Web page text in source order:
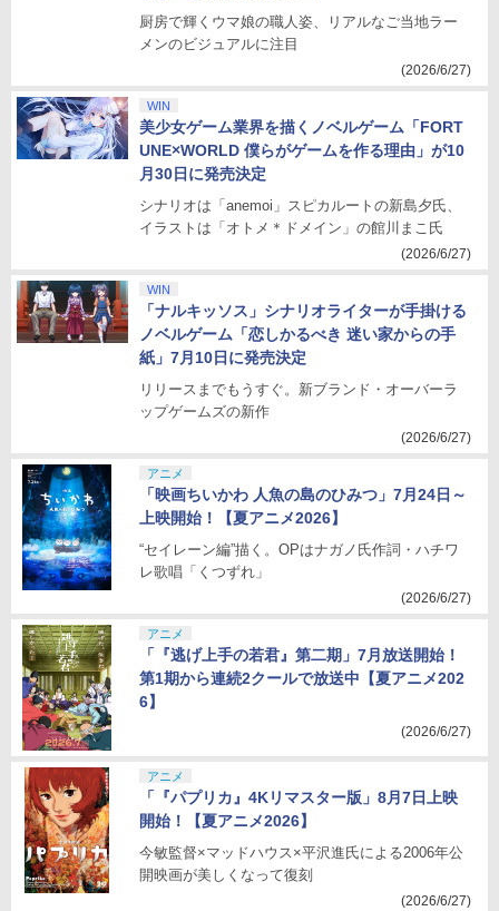
厨房で輝くウマ娘の職人姿、リアルなご当地ラー
メンのビジュアルに注目
(2026/6/27)
WIN
美少女ゲーム業界を描くノベルゲーム「FORT
UNE×WORLD 僕らがゲームを作る理由」が10
月30日に発売決定
シナリオは「anemoi」スピカルートの新島夕氏、
イラストは「オトメ＊ドメイン」の館川まこ氏
(2026/6/27)
WIN
「ナルキッソス」シナリオライターが手掛ける
ノベルゲーム「恋しかるべき 迷い家からの手
紙」7月10日に発売決定
リリースまでもうすぐ。新ブランド・オーバーラ
ップゲームズの新作
(2026/6/27)
アニメ
「映画ちいかわ 人魚の島のひみつ」7月24日～
上映開始！【夏アニメ2026】
“セイレーン編”描く。OPはナガノ氏作詞・ハチワ
レ歌唱「くつずれ」
(2026/6/27)
アニメ
「『逃げ上手の若君』第二期」7月放送開始！
第1期から連続2クールで放送中【夏アニメ202
6】
(2026/6/27)
アニメ
「『パプリカ』4Kリマスター版」8月7日上映
開始！【夏アニメ2026】
今敏監督×マッドハウス×平沢進氏による2006年公
開映画が美しくなって復刻
(2026/6/27)